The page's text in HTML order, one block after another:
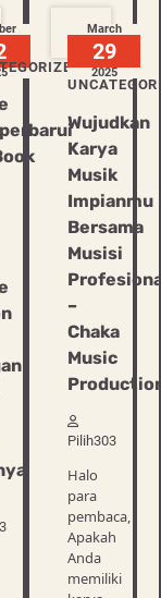
March
29
2025
Wujudkan
Karya
Musik
Impianmu
Bersama
Musisi
–
Chaka
Music
Pilih303
Halo
para
pembaca,
Apakah
Anda
memiliki